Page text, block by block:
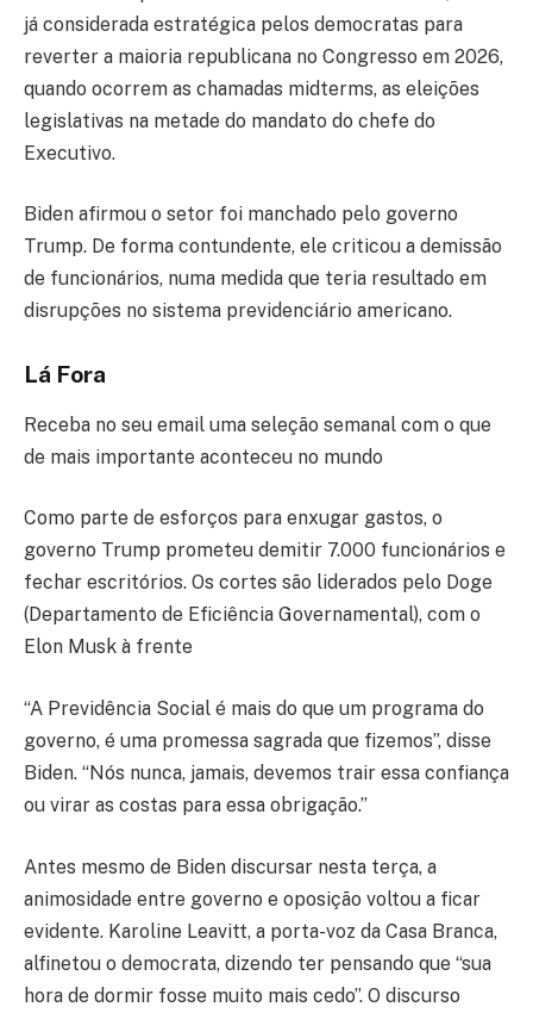
já considerada estratégica pelos democratas para
reverter a maioria republicana no Congresso em 2026,
quando ocorrem as chamadas midterms, as eleições
legislativas na metade do mandato do chefe do
Executivo.
Biden afirmou o setor foi manchado pelo governo
Trump. De forma contundente, ele criticou a demissão
de funcionários, numa medida que teria resultado em
disrupções no sistema previdenciário americano.
Lá Fora
Receba no seu email uma seleção semanal com o que
de mais importante aconteceu no mundo
Como parte de esforços para enxugar gastos, o
governo Trump prometeu demitir 7.000 funcionários e
fechar escritórios. Os cortes são liderados pelo Doge
(Departamento de Eficiência Governamental), com o
Elon Musk à frente
“A Previdência Social é mais do que um programa do
governo, é uma promessa sagrada que fizemos”, disse
Biden. “Nós nunca, jamais, devemos trair essa confiança
ou virar as costas para essa obrigação.”
Antes mesmo de Biden discursar nesta terça, a
animosidade entre governo e oposição voltou a ficar
evidente. Karoline Leavitt, a porta-voz da Casa Branca,
alfinetou o democrata, dizendo ter pensando que “sua
hora de dormir fosse muito mais cedo”. O discurso